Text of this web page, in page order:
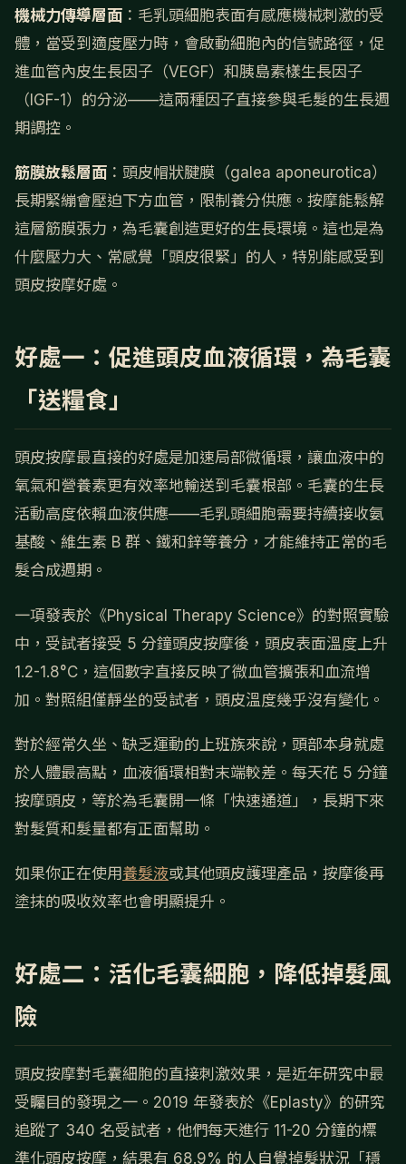
機械力傳導層面 ：毛乳頭細胞表面有感應機械刺激的受
體，當受到適度壓力時，會啟動細胞內的信號路徑，促
進血管內皮生長因子（VEGF）和胰島素樣生長因子
（IGF-1）的分泌——這兩種因子直接參與毛髮的生長週
期調控。
筋膜放鬆層面 ：頭皮帽狀腱膜（galea aponeurotica）
長期緊繃會壓迫下方血管，限制養分供應。按摩能鬆解
這層筋膜張力，為毛囊創造更好的生長環境。這也是為
什麼壓力大、常感覺「頭皮很緊」的人，特別能感受到
頭皮按摩好處。
好處一：促進頭皮血液循環，為毛囊
「送糧食」
頭皮按摩最直接的好處是加速局部微循環，讓血液中的
氧氣和營養素更有效率地輸送到毛囊根部。毛囊的生長
活動高度依賴血液供應——毛乳頭細胞需要持續接收氨
基酸、維生素 B 群、鐵和鋅等養分，才能維持正常的毛
髮合成週期。
一項發表於《Physical Therapy Science》的對照實驗
中，受試者接受 5 分鐘頭皮按摩後，頭皮表面溫度上升
1.2-1.8°C，這個數字直接反映了微血管擴張和血流增
加。對照組僅靜坐的受試者，頭皮溫度幾乎沒有變化。
對於經常久坐、缺乏運動的上班族來說，頭部本身就處
於人體最高點，血液循環相對末端較差。每天花 5 分鐘
按摩頭皮，等於為毛囊開一條「快速通道」，長期下來
對髮質和髮量都有正面幫助。
如果你正在使用 養髮液或其他頭皮護理產品，按摩後再
塗抹的吸收效率也會明顯提升。
好處二：活化毛囊細胞，降低掉髮風
險
頭皮按摩對毛囊細胞的直接刺激效果，是近年研究中最
受矚目的發現之一。2019 年發表於《Eplasty》的研究
追蹤了 340 名受試者，他們每天進行 11-20 分鐘的標
準化頭皮按摩，結果有 68.9% 的人自覺掉髮狀況「穩